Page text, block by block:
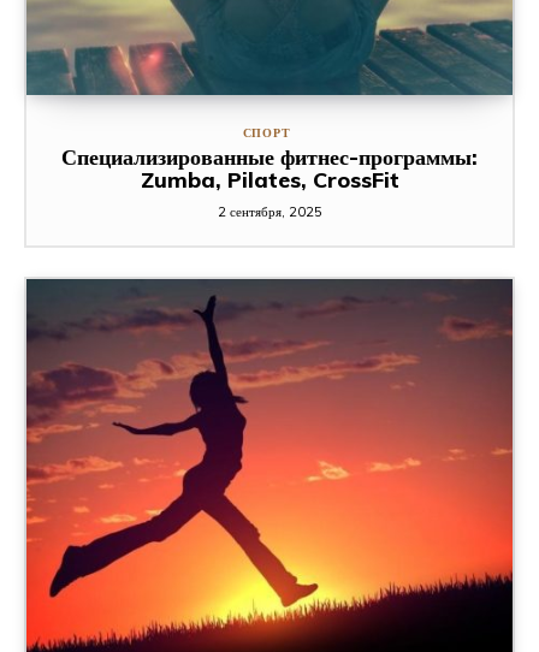
СПОРТ
Специализированные фитнес-программы:
Zumba, Pilates, CrossFit
2 сентября, 2025